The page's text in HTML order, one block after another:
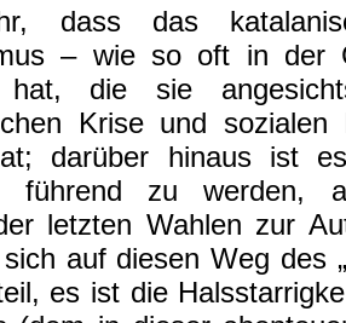
dass das
– wie so oft in der
hat, die sie
Krise und sozialen
darüber hinaus ist
führend zu werden,
letzten Wahlen zur
auf diesen Weg des
es ist die